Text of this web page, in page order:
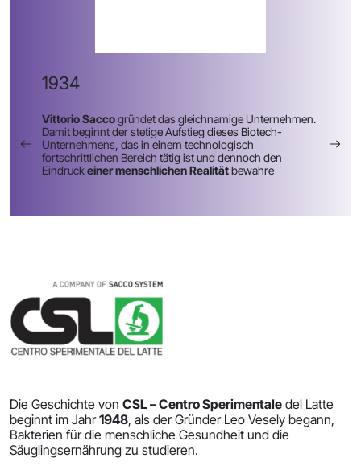
1934
Vittorio Saccogründet das gleichnamige Unternehmen.
Damit beginnt der stetige Aufstieg dieses Biotech-
Unternehmens, das in einem technologisch
fortschrittlichen Bereich tätig ist und dennoch den
Eindruckeiner menschlichen Realitätbewahre
Die Geschichte von CSL – Centro Sperimentale del Latte
beginnt im Jahr1948, als der Gründer Leo Vesely begann,
Bakterien für die menschliche Gesundheit und die
Säuglingsernährung zu studieren.